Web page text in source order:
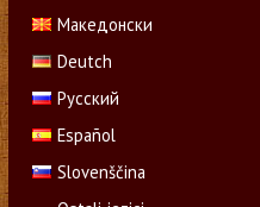
Македонски
Deutch
Русский
Español
Slovenščina